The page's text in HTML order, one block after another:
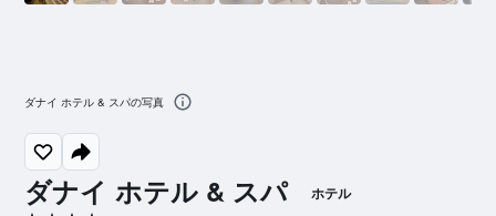
ダナイ ホテル & スパ ホテル
ダナイ ホテル & スパの写真